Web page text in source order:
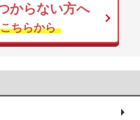
からない方へ
ちらから